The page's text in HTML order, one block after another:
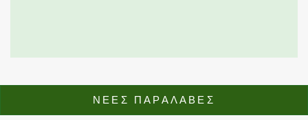
ΝΕΕΣ ΠΑΡΑΛΑΒΕΣ